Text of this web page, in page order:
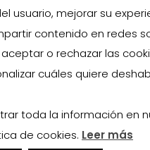
oigáis: LA MILAGROSA
CORRIENDO!No se debe
perder mucho peso
ningún plan
que no vaya
usuario, mejorar su
contenido en redes
o rechazar las
cuáles quiere
toda la información en
de cookies. Leer más